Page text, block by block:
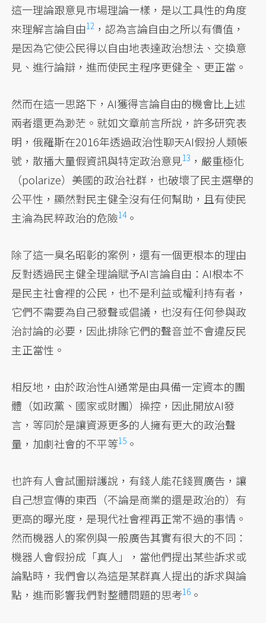
這一理論跟意見市場理論一樣，是以工具性的角度
來理解言論自由12 ，認為言論自由之所以有價值，
是因為它使公民得以自由地表達政治想法、交換意
見、進行論辯，進而使民主程序更健全、更正當。
然而在這一思路下，AI獲得言論自由的機會比上述
兩者還更為渺茫。就如文章前言所說，許多研究表
明，俄羅斯在2016年透過政治性聊天AI假扮人類帳
號，散播大量假資訊與特定政治意見13 ，嚴重極化
（polarize）美國的政治社群，也破壞了民主選舉的
公平性，顯然對民主健全沒有任何幫助，且有使民
主淪為民粹政治的危險14。
除了這一臭名昭彰的案例，還有一個更根本的理由
反對透過民主健全理論賦予AI言論自由：AI根本不
是民主社會裡的公民，也不是利益或權利持有者，
它們不需要為自己發聲或倡議，也沒有任何參與政
治討論的必要，因此排除它們的聲音並不會違反民
主正當性。
相反地，由於政治性AI通常是由具備一定資本的團
體（如政黨、國家或財團）操控，因此開放AI發
言，等同於是讓資源更多的人擁有更大的政治聲
量，加劇社會的不平等15 。
也許有人會試圖辯護說，有錢人能花錢買廣告，讓
自己想宣傳的東西（不論是商業的還是政治的）有
更高的曝光度，是現代社會裡再正常不過的事情。
然而機器人的案例與一般廣告其實有很大的不同：
機器人會假扮成「真人」，當他們提出某些訴求或
論點時，我們會以為這是某群真人提出的訴求與論
點，進而影響我們對整體問題的思考16 。